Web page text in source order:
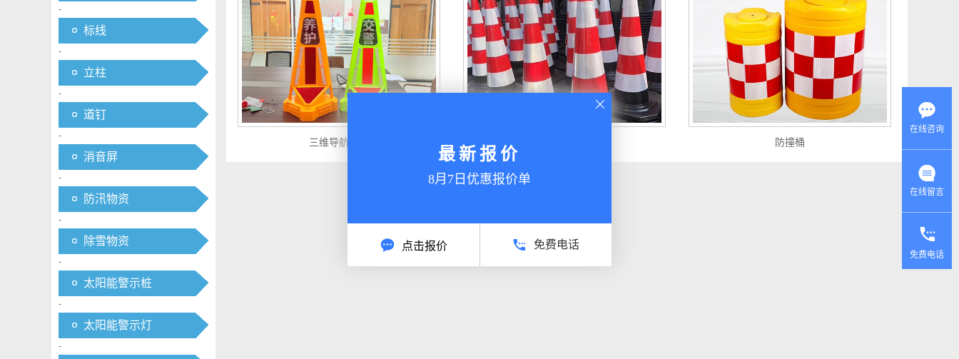
-
标线
-
立柱
-
道钉
-
消音屏
-
防汛物资
-
除雪物资
-
太阳能警示桩
-
太阳能警示灯
-
三维导航路锥 防撞桶
在线咨询
在线留言
免费电话
最新报价
8月7日优惠报价单
点击报价 免费电话